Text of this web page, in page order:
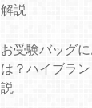
解説
お受験バッグ
は？ハイブラ
説